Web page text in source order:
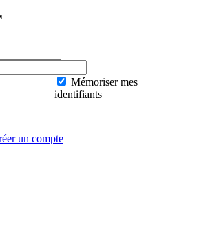
Mémoriser mes
identifiants
un compte